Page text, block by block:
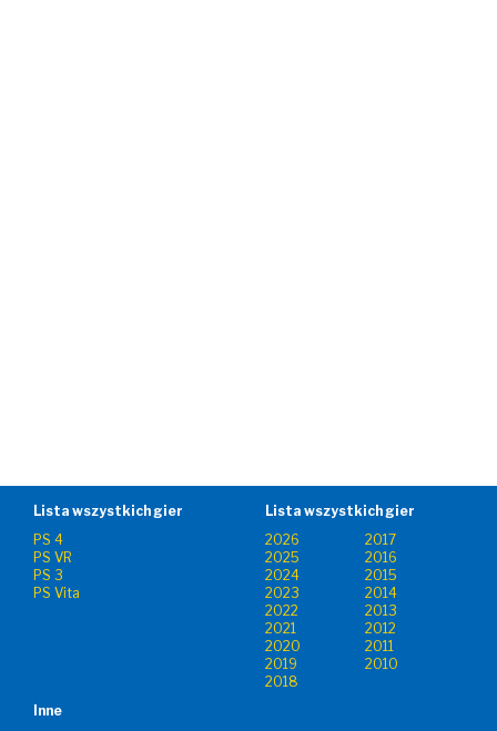
Lista wszystkich gier
PS 4
PS VR
PS 3
PS Vita
Lista wszystkich gier
2026
2017
2025
2016
2024
2015
2023
2014
2022
2013
2021
2012
2020
2011
2019
2010
2018
Inne